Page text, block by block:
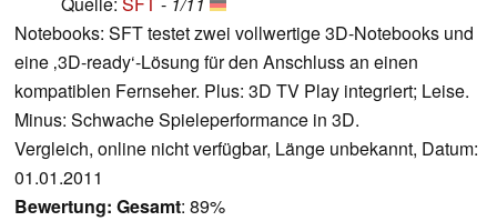
Notebooks: SFT testet zwei vollwertige 3D-Notebooks und
eine ‚3D-ready‘-Lösung für den Anschluss an einen
kompatiblen Fernseher. Plus: 3D TV Play integriert; Leise.
Minus: Schwache Spieleperformance in 3D.
Vergleich, online nicht verfügbar, Länge unbekannt, Datum:
01.01.2011
Bewertung: Gesamt: 89%